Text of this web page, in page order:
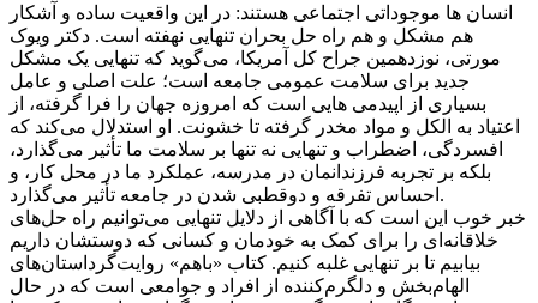
انسان ها موجوداتی اجتماعی هستند: در این واقعیت ساده و آشکار
هم مشکل و هم راه حل بحران تنهایی نهفته است. دکتر ویوک
مورتی، نوزدهمین جراح کل آمریکا، می‌گوید که تنهایی یک مشکل
جدید برای سلامت عمومی جامعه است؛ علت اصلی و عامل
بسیاری از اپیدمی هایی است که امروزه جهان را فرا گرفته، از
اعتیاد به الکل و مواد مخدر گرفته تا خشونت. او استدلال می‌کند که
افسردگی، اضطراب و تنهایی نه تنها بر سلامت ما تأثیر می‌گذارد،
بلکه بر تجربه فرزندانمان در مدرسه، عملکرد ما در محل کار، و
احساس تفرقه و دوقطبی شدن در جامعه تأثیر می‌گذارد.
خبر خوب این است که با آگاهی از دلایل تنهایی می‌توانیم راه حل‌های
خلاقانه‌ای را برای کمک به خودمان و کسانی که دوستشان داریم
بیابیم تا بر تنهایی غلبه کنیم. کتاب «باهم» روایت‌گرداستان‌های
الهام‌بخش و دلگرم‌کننده از افراد و جوامعی است که در حال